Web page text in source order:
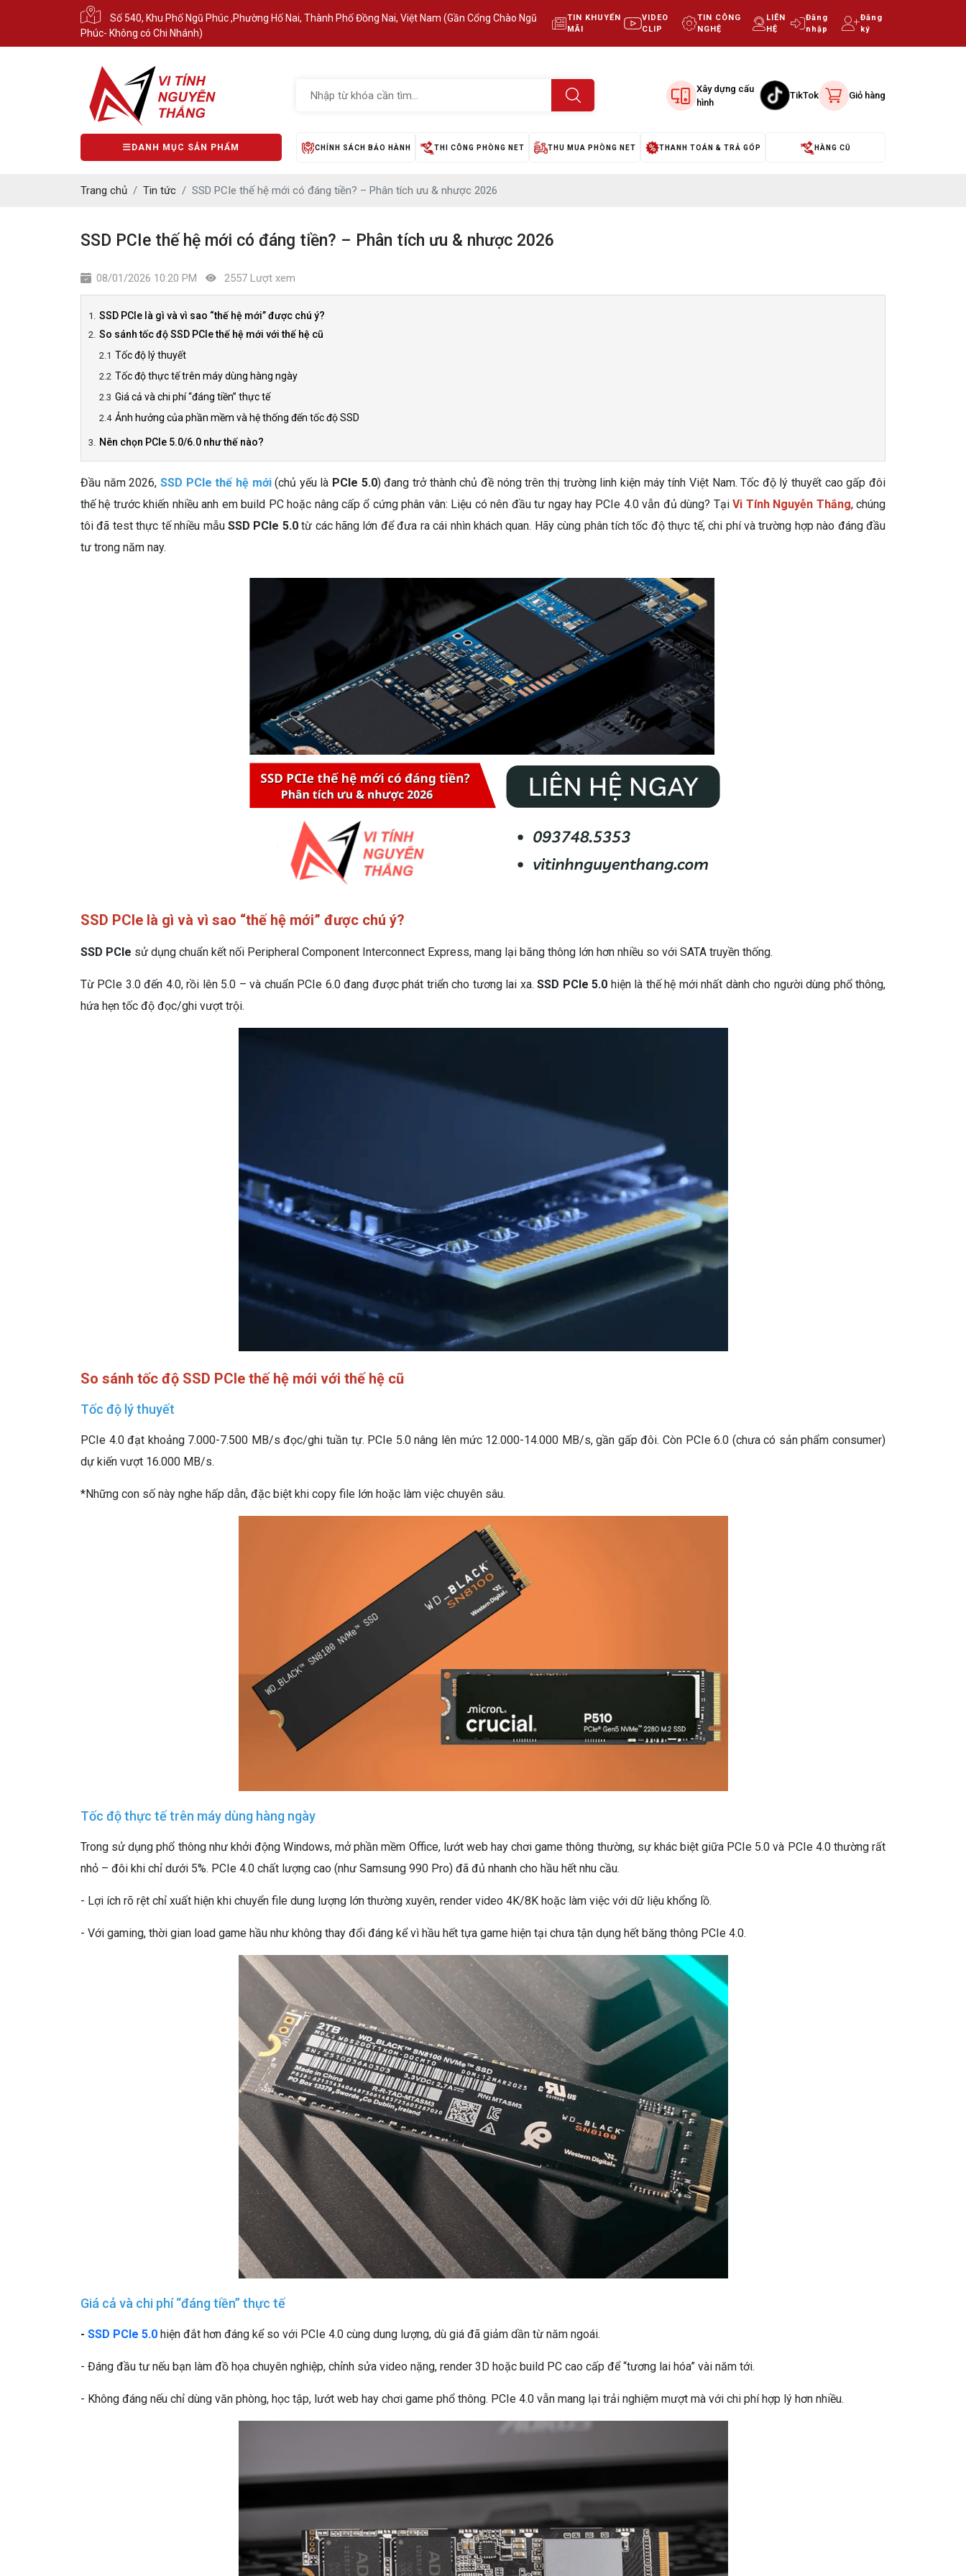
Số 540, Khu Phố Ngũ Phúc ,Phường Hố Nai, Thành Phố Đồng Nai, Việt Nam (Gần Cổng Chào Ngũ
Phúc- Không có Chi Nhánh)
TIN KHUYẾN
MÃI
VIDEO
CLIP
TIN CÔNG
NGHỆ
LIÊN
HỆ
Đăng
nhập
Đăng
ký
Xây dựng cấu
hình
TikTok Giỏ hàng
DANH MỤC SẢN PHẨM CHÍNH SÁCH BẢO HÀNH THI CÔNG PHÒNG NET THU MUA PHÒNG NET THANH TOÁN & TRẢ GÓP HÀNG CŨ
Trang chủ Tin tức SSD PCIe thế hệ mới có đáng tiền? – Phân tích ưu & nhược 2026
SSD PCIe thế hệ mới có đáng tiền? – Phân tích ưu & nhược 2026
08/01/2026 10:20 PM 2557 Lượt xem
SSD PCIe là gì và vì sao “thế hệ mới” được chú ý?
So sánh tốc độ SSD PCIe thế hệ mới với thế hệ cũ
Tốc độ lý thuyết
Tốc độ thực tế trên máy dùng hàng ngày
Giá cả và chi phí “đáng tiền” thực tế
Ảnh hưởng của phần mềm và hệ thống đến tốc độ SSD
Nên chọn PCIe 5.0/6.0 như thế nào?
Đầu năm 2026, SSD PCIe thế hệ mới(chủ yếu là PCIe 5.0) đang trở thành chủ đề nóng trên thị trường linh kiện máy tính Việt Nam. Tốc độ lý thuyết cao gấp đôi
thế hệ trước khiến nhiều anh em build PC hoặc nâng cấp ổ cứng phân vân: Liệu có nên đầu tư ngay hay PCIe 4.0 vẫn đủ dùng? TạiVi Tính Nguyễn Thắng, chúng
tôi đã test thực tế nhiều mẫu SSD PCIe 5.0từ các hãng lớn để đưa ra cái nhìn khách quan. Hãy cùng phân tích tốc độ thực tế, chi phí và trường hợp nào đáng đầu
tư trong năm nay.
SSD PCIe là gì và vì sao “thế hệ mới” được chú ý?
SSD PCIe sử dụng chuẩn kết nối Peripheral Component Interconnect Express, mang lại băng thông lớn hơn nhiều so với SATA truyền thống.
Từ PCIe 3.0 đến 4.0, rồi lên 5.0 – và chuẩn PCIe 6.0 đang được phát triển cho tương lai xa.SSD PCIe 5.0 hiện là thế hệ mới nhất dành cho người dùng phổ thông,
hứa hẹn tốc độ đọc/ghi vượt trội.
So sánh tốc độ SSD PCIe thế hệ mới với thế hệ cũ
Tốc độ lý thuyết
PCIe 4.0 đạt khoảng 7.000-7.500 MB/s đọc/ghi tuần tự. PCIe 5.0 nâng lên mức 12.000-14.000 MB/s, gần gấp đôi. Còn PCIe 6.0 (chưa có sản phẩm consumer)
dự kiến vượt 16.000 MB/s.
*Những con số này nghe hấp dẫn, đặc biệt khi copy file lớn hoặc làm việc chuyên sâu.
Tốc độ thực tế trên máy dùng hàng ngày
Trong sử dụng phổ thông như khởi động Windows, mở phần mềm Office, lướt web hay chơi game thông thường, sự khác biệt giữa PCIe 5.0 và PCIe 4.0 thường rất
nhỏ – đôi khi chỉ dưới 5%. PCIe 4.0 chất lượng cao (như Samsung 990 Pro) đã đủ nhanh cho hầu hết nhu cầu.
- Lợi ích rõ rệt chỉ xuất hiện khi chuyển file dung lượng lớn thường xuyên, render video 4K/8K hoặc làm việc với dữ liệu khổng lồ.
- Với gaming, thời gian load game hầu như không thay đổi đáng kể vì hầu hết tựa game hiện tại chưa tận dụng hết băng thông PCIe 4.0.
Giá cả và chi phí “đáng tiền” thực tế
- SSD PCIe 5.0 hiện đắt hơn đáng kể so với PCIe 4.0 cùng dung lượng, dù giá đã giảm dần từ năm ngoái.
- Đáng đầu tư nếu bạn làm đồ họa chuyên nghiệp, chỉnh sửa video nặng, render 3D hoặc build PC cao cấp để “tương lai hóa” vài năm tới.
- Không đáng nếu chỉ dùng văn phòng, học tập, lướt web hay chơi game phổ thông. PCIe 4.0 vẫn mang lại trải nghiệm mượt mà với chi phí hợp lý hơn nhiều.